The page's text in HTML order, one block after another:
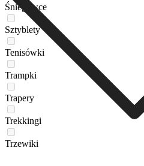
Śniegowce
Sztyblety
Tenisówki
Trampki
Trapery
Trekkingi
Trzewiki